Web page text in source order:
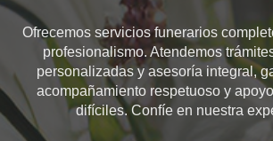
Ofrecemos servicios funerarios
profesionalismo. Atendemos
personalizadas y asesoría integral,
acompañamiento respetuoso y
difíciles. Confíe en nuestra